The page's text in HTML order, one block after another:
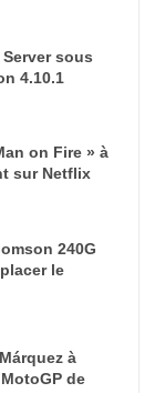
sous
4.10.1
on Fire » à
sur Netflix
240G
le
à
de